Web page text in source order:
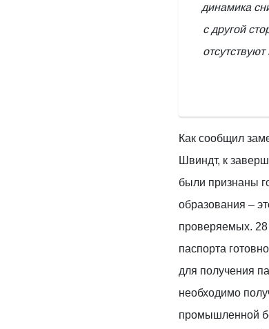
динамика
с другой
Как сообщил
Швиндт, к
были признаны
образования –
проверяемых. 28
паспорта
для получения
необходимо
промышленной